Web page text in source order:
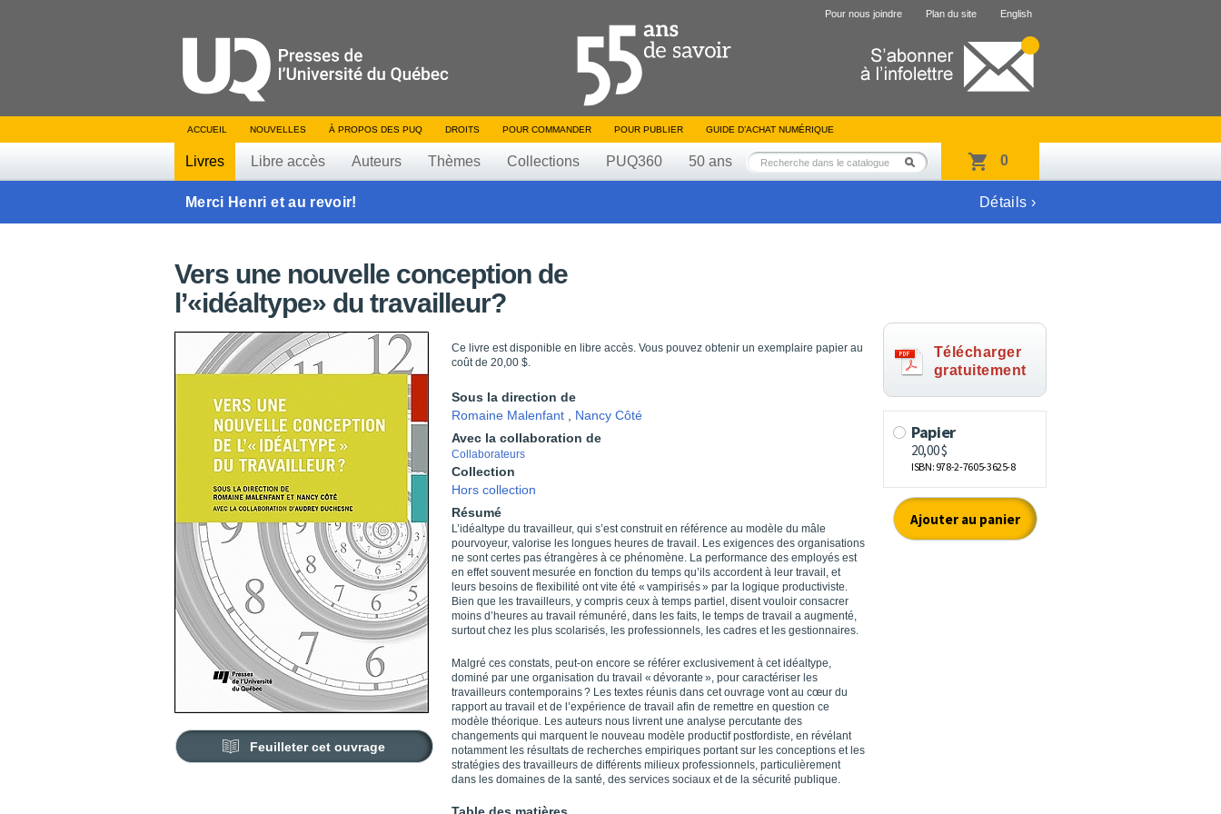
Pour nous joindre Plan du site English
ACCUEIL NOUVELLES À PROPOS DES PUQ DROITS POUR COMMANDER POUR PUBLIER GUIDE D’ACHAT NUMÉRIQUE
Livres Libre accès Auteurs Thèmes Collections PUQ360 50 ans 0
Merci Henri et au revoir! Détails ›
Vers une nouvelle conception de
l’«idéaltype» du travailleur?
Feuilleter cet ouvrage
Ce livre est disponible en libre accès. Vous pouvez obtenir un exemplaire papier au
coût de 20,00 $.
Sous la direction de
Romaine Malenfant
Nancy Côté
Avec la collaboration de
Collaborateurs
Collection
Hors collection
Résumé
L’idéaltype du travailleur, qui s’est construit en référence au modèle du mâle
pourvoyeur, valorise les longues heures de travail. Les exigences des organisations
ne sont certes pas étrangères à ce phénomène. La performance des employés est
en effet souvent mesurée en fonction du temps qu’ils accordent à leur travail, et
leurs besoins de flexibilité ont vite été « vampirisés » par la logique productiviste.
Bien que les travailleurs, y compris ceux à temps partiel, disent vouloir consacrer
moins d’heures au travail rémunéré, dans les faits, le temps de travail a augmenté,
surtout chez les plus scolarisés, les professionnels, les cadres et les gestionnaires.
Malgré ces constats, peut-on encore se référer exclusivement à cet idéaltype,
dominé par une organisation du travail « dévorante », pour caractériser les
travailleurs contemporains ? Les textes réunis dans cet ouvrage vont au cœur du
rapport au travail et de l’expérience de travail afin de remettre en question ce
modèle théorique. Les auteurs nous livrent une analyse percutante des
changements qui marquent le nouveau modèle productif postfordiste, en révélant
notamment les résultats de recherches empiriques portant sur les conceptions et les
stratégies des travailleurs de différents milieux professionnels, particulièrement
dans les domaines de la santé, des services sociaux et de la sécurité publique.
Télécharger
gratuitement